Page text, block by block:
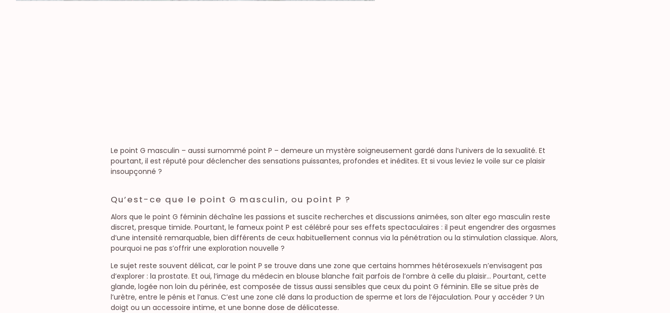
Le point G masculin – aussi surnommé point P – demeure un mystère soigneusement gardé dans l’univers de la sexualité. Et
pourtant, il est réputé pour déclencher des sensations puissantes, profondes et inédites. Et si vous leviez le voile sur ce plaisir
insoupçonné ?
Qu’est-ce que le point G masculin, ou point P ?
Alors que le point G féminin déchaîne les passions et suscite recherches et discussions animées, son alter ego masculin reste
discret, presque timide. Pourtant, le fameux point P est célébré pour ses effets spectaculaires : il peut engendrer des orgasmes
d’une intensité remarquable, bien différents de ceux habituellement connus via la pénétration ou la stimulation classique. Alors,
pourquoi ne pas s’offrir une exploration nouvelle ?
Le sujet reste souvent délicat, car le point P se trouve dans une zone que certains hommes hétérosexuels n’envisagent pas
d’explorer : la prostate. Et oui, l’image du médecin en blouse blanche fait parfois de l’ombre à celle du plaisir… Pourtant, cette
glande, logée non loin du périnée, est composée de tissus aussi sensibles que ceux du point G féminin. Elle se situe près de
l’urètre, entre le pénis et l’anus. C’est une zone clé dans la production de sperme et lors de l’éjaculation. Pour y accéder ? Un
doigt ou un accessoire intime, et une bonne dose de délicatesse.